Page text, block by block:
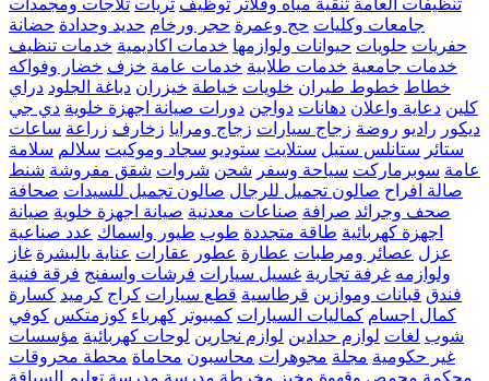
جامعات وكليات حج وعمرة حجر ورخام حديد وحدادة حضانة
حفريات حلويات حيوانات ولوازمها خدمات اكاديمية خدمات تنظيف
خدمات جامعية خدمات طلابية خدمات عامة خزف خضار وفواكه
خطاط خطوط طيران خلويات خياطة خيزران دباغة الجلود دراي
كلين دعاية واعلان دهانات دواجن دورات صيانة اجهزة خلوية دي جي
ديكور راديو روضة زجاج سيارات زجاج ومرايا زخارف زراعة ساعات
ستائر ستانلس ستيل ستلايت ستوديو سجاد وموكيت سلالم سلامة
عامة سوبرماركت سياحة وسفر شحن شروات شقق مفروشة شنط
صالة افراح صالون تجميل للرجال صالون تجميل للسيدات صحافة
صحف وجرائد صرافة صناعات معدنية صيانة اجهزة خلوية صيانة
اجهزة كهربائية طاقة متجددة طوب طيور واسماك عدد صناعية
عزل عصائر ومرطبات عطارة عطور عقارات عناية بالبشرة غاز
ولوازمه غرفة تجارية غسيل سيارات فرشات واسفنج فرقة فنية
فندق قبانات وموازين قرطاسية قطع سيارات كراج كرميد كسارة
كمال اجسام كماليات السيارات كمبيوتر كهرباء كوزمتكس كوفي
شوب لغات لوازم حدادين لوازم نجارين لوحات كهربائية مؤسسات
غير حكومية مجلة مجوهرات محاسبون محاماة محطة محروقات
محكمة محمص وقهوة مخبز مخرطة مدرسة مدرسة تعليم السياقة